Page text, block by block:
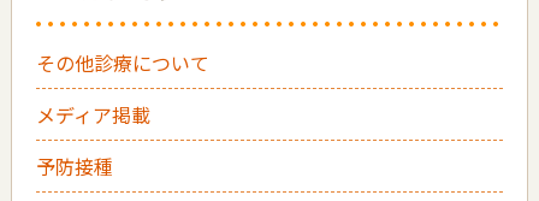
その他診療について
メディア掲載
予防接種